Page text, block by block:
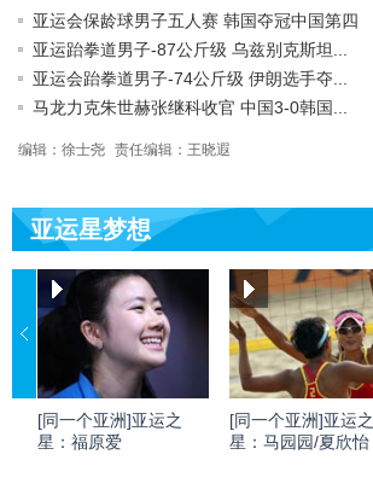
亚运会保龄球男子五人赛 韩国夺冠中国第四
亚运跆拳道男子-87公斤级 乌兹别克斯坦...
亚运会跆拳道男子-74公斤级 伊朗选手夺...
马龙力克朱世赫张继科收官 中国3-0韩国...
编辑：徐士尧 责任编辑：王晓遐
亚运星梦想
[同一个亚洲]亚运之
星：福原爱
[同一个亚洲]亚运之
星：马园园/夏欣怡